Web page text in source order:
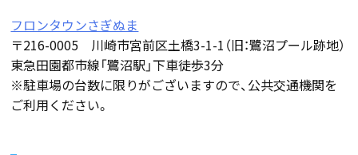
フロンタウンさぎぬま
〒216-0005 川崎市宮前区土橋3-1-1（旧：鷺沼プール跡地）
東急田園都市線「鷺沼駅」下車徒歩3分
※駐車場の台数に限りがございますので、公共交通機関を
ご利用ください。